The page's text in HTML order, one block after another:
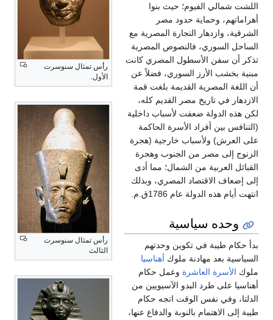
رأس تمثال سنوسرت
الأول.
رأس تمثال سنوسرت
الثالث
اللشت شمالي الفيوم؛ حيث بنوا
أهراماتهم، وحماية حدود مصر
الشرقية، وازدهار التجارة المصرية مع
الساحل السوري، فالنصوص المصرية
تذكر أن سفن الأسطول المصري كانت
مبنية بخشب الأرز السوري، فضلاً عن
أن اللغة المصرية القديمة بلغت قمة
الازدهار في تاريخ مصر القديم كله،
لكن هذه الدولة ضعفت لأسباب داخلية
(التنافس بين أفراد الأسرة الحاكمة
على العرش) ولأسباب خارجية (هجرة
الزنوج إلى مصر من الجنوب وهجرة
القبائل العربية من الشمال؛ مما أدى
إلى إضعاف الاقتصاد المصري، وبذلك
انتهت أيام هذه الدولة عام 1786ق.م.
وحده سياسية
بدأ حكام طيبة في تكوين وحدتهم
السياسية بعد مهادنة ملوك أهناسيا
ملوك الأسرة العاشرة وعمل حكام
أهناسيا على طرد البدو الآسيويين من
الدلتا، وفي نفس الوقت اتجه حكام
طيبة إلى الاهتمام بالنوبة والدفاع عنها،